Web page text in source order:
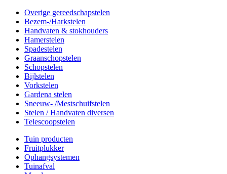
Overige gereedschapstelen
Bezem-/Harkstelen
Handvaten & stokhouders
Hamerstelen
Spadestelen
Graanschopstelen
Schopstelen
Bijlstelen
Vorkstelen
Gardena stelen
Sneeuw- /Mestschuifstelen
Stelen / Handvaten diversen
Telescoopstelen
Tuin producten
Fruitplukker
Ophangsystemen
Tuinafval